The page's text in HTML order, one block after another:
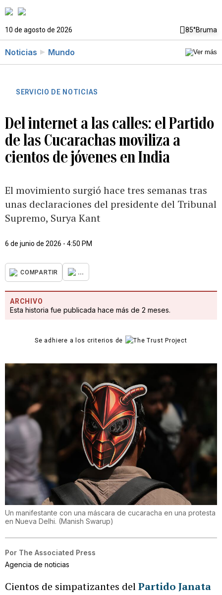
10 de agosto de 2026 85°Bruma
Noticias Mundo
SERVICIO DE NOTICIAS
Del internet a las calles: el Partido
de las Cucarachas moviliza a
cientos de jóvenes en India
El movimiento surgió hace tres semanas tras
unas declaraciones del presidente del Tribunal
Supremo, Surya Kant
6 de junio de 2026 - 4:50 PM
COMPARTIR ...
ARCHIVO
Esta historia fue publicada hace más de 2 meses.
Se adhiere a los criterios de
Un manifestante con una máscara de cucaracha en una protesta
en Nueva Delhi. (Manish Swarup)
Por The Associated Press
Agencia de noticias
Cientos de simpatizantes delPartido Janata